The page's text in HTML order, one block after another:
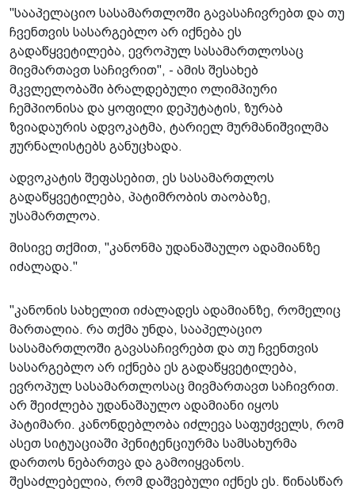
"სააპელაციო სასამართლოში გავასაჩივრებთ და თუ
ჩვენთვის სასარგებლო არ იქნება ეს
გადაწყვეტილება, ევროპულ სასამართლოსაც
მივმართავთ საჩივრით", - ამის შესახებ
მკვლელობაში ბრალდებული ოლიმპიური
ჩემპიონისა და ყოფილი დეპუტატის, ზურაბ
ზვიადაურის ადვოკატმა, ტარიელ მურმანიშვილმა
ჟურნალისტებს განუცხადა.
ადვოკატის შეფასებით, ეს სასამართლოს
გადაწყვეტილება, პატიმრობის თაობაზე,
უსამართლოა.
მისივე თქმით, "კანონმა უდანაშაულო ადამიანზე
იძალადა."
"კანონის სახელით იძალადეს ადამიანზე, რომელიც
მართალია. რა თქმა უნდა, სააპელაციო
სასამართლოში გავასაჩივრებთ და თუ ჩვენთვის
სასარგებლო არ იქნება ეს გადაწყვეტილება,
ევროპულ სასამართლოსაც მივმართავთ საჩივრით.
არ შეიძლება უდანაშაულო ადამიანი იყოს
პატიმარი. კანონდებლობა იძლევა საფუძველს, რომ
ასეთ სიტუაციაში პენიტენციურმა სამსახურმა
დართოს ნებართვა და გამოიყვანოს.
შესაძლებელია, რომ დაშვებული იქნეს ეს. წინასწარ